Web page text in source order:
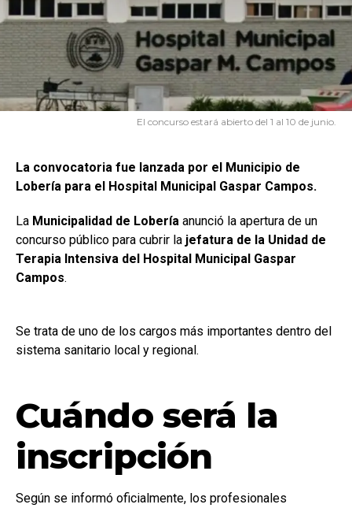
El concurso estará abierto del 1 al 10 de junio.
La convocatoria fue lanzada por el Municipio de
Lobería para el Hospital Municipal Gaspar Campos.
La Municipalidad de Lobería anunció la apertura de un
concurso público para cubrir la jefatura de la Unidad de
Terapia Intensiva del Hospital Municipal Gaspar
Campos.
Se trata de uno de los cargos más importantes dentro del
sistema sanitario local y regional.
Cuándo será la
inscripción
Según se informó oficialmente, los profesionales